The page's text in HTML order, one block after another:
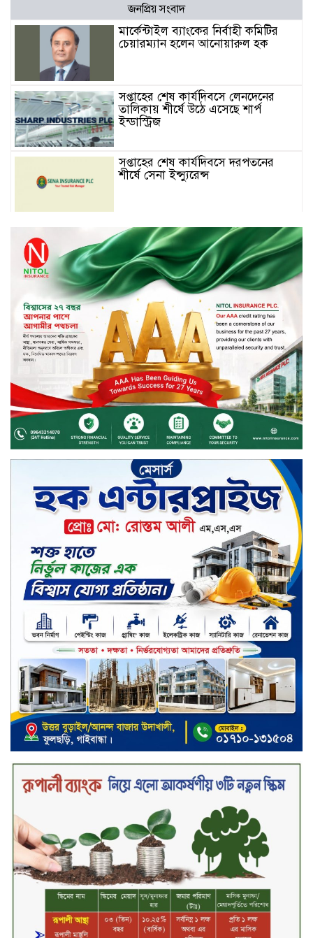
জনপ্রিয় সংবাদ
মার্কেন্টাইল ব্যাংকের নির্বাহী কমিটির
চেয়ারম্যান হলেন আনোয়ারুল হক
সপ্তাহের শেষ কার্যদিবসে লেনদেনের
তালিকায় শীর্ষে উঠে এসেছে শার্প
ইন্ডাস্ট্রিজ
সপ্তাহের শেষ কার্যদিবসে দরপতনের
শীর্ষে সেনা ইন্স্যুরেন্স
সপ্তাহের শেষ কার্যদিবসে দরবৃদ্ধির শীর্ষে
নিটল ইন্স্যুরেন্স
সিলেটের ওসমানীনগরে দুই বাসের
মুখোমুখি সংঘর্ষে ৮ জন নিহত
২০২৯ সালের মধ্যে বাংলাদেশের
সবচেয়ে বিশ্বস্ত, টেকসই ও ক্যাশলেস
ব্যাংক হওয়ার লক্ষ্য নিয়ে ‘ভিশন ২০২৯’
উন্মোচন করল কমিউনিটি ব্যাংক
বাংলাদেশ পিএলসি
শিক্ষার্থীদের জন্য দারাজে এক্সক্লুসিভ
ডিসকাউন্ট নিয়ে আসছে রিয়েলমি
সি১০০এক্স
পরিবারের কাছে কিশোরের কান্নাজড়িত
কণ্ঠ শোনিয়ে ১২ লাখ টাকা মুক্তিপণ
দাবি, টাকা না পেয়ে শ্বাসরোধে হত্যা—
আলোচিত রাফিজ হত্যা মামলার অন্যতম
আসামি গাজীপুর থেকে গ্রেফতার
নড়াইলে বিএনপির ৬ নেতার
বহিষ্কারাদেশ প্রত্যাহার
দেশজুড়ে কেনাকাটায় সেরা অফার, ব্র্যান্ড
রাশ আওয়ার এবং এক্সক্লুসিভ পেমেন্ট
ডিসকাউন্ট নিয়ে এলো দারাজ ৮.৮ গ্রেট
৮ সেল
টাঙ্গাইল জেলা পরিষদের ২৩লাখ টাকার
অনুদান বিতরণ
ডিজিটাল স্ক্রিন ছেড়ে ফসলের মাঠে
শিক্ষার্থীরা; টাঙ্গাইলের মহিষমারা কলেজে
খুন্তি-কোদালে তরুণদের নতুন বিপ্লব!
শান্তা পিনাকলে প্রিমিয়ার ব্যাংকের বোর্ড
সভা অনুষ্ঠিত
কাফরুলে মুক্তিযোদ্ধা কল্যাণ সমিতিতে
ইশতিয়াক আজিজ উলফাতের কোটি
টাকার দুর্নীতি, ফ্ল্যাট দখলের অপচেষ্টা ও